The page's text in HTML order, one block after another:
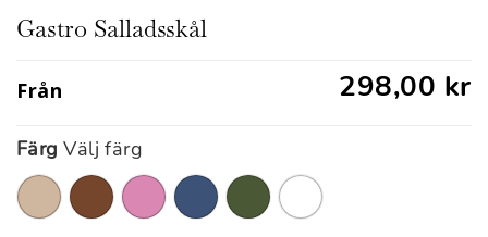
Gastro Salladsskål
Från 298,00 kr
Färg Välj färg